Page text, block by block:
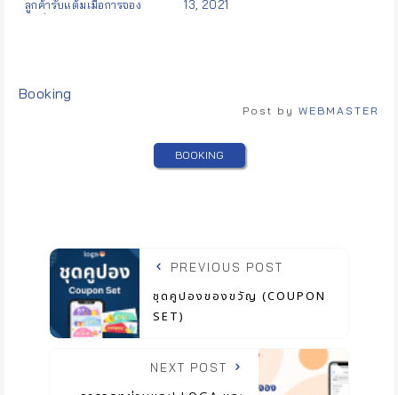
ลูกค้ารับแต้มเมื่อการจอง
13, 2021
Tags:
Booking
Post by WEBMASTER
BOOKING
PREVIOUS POST
ชุดคูปองของขวัญ (COUPON
SET)
NEXT POST